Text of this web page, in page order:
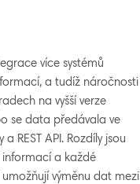
více systémů
a tudíž náročnosti
na vyšší verze
se data předávala ve
REST API. Rozdíly jsou
informací a každé
výměnu dat mezi